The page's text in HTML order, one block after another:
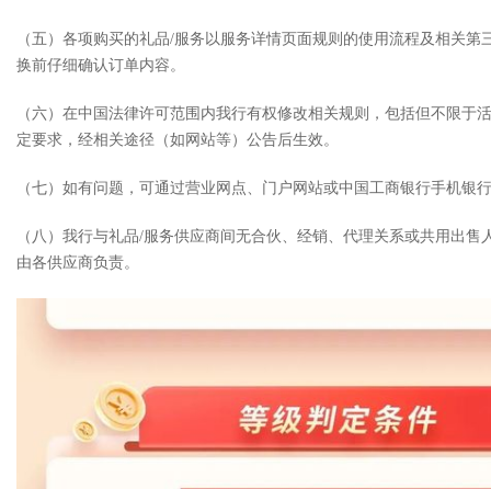
（五）各项购买的礼品/服务以服务详情页面规则的使用流程及相关
换前仔细确认订单内容。
（六）在中国法律许可范围内我行有权修改相关规则，包括但不限
定要求，经相关途径（如网站等）公告后生效。
（七）如有问题，可通过营业网点、门户网站或中国工商银行手机银
（八）我行与礼品/服务供应商间无合伙、经销、代理关系或共用出
由各供应商负责。